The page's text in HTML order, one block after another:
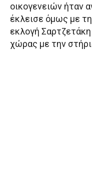
οικογενειών ήταν
έκλεισε όμως με
εκλογή
χώρας με την